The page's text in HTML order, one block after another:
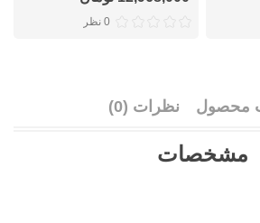
0 نظر
محصول نظرات (0)
مشخصات